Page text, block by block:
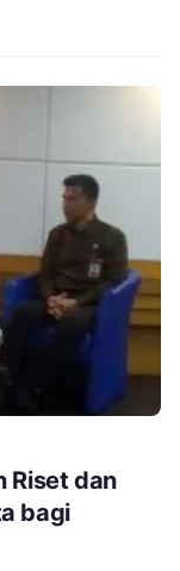
Riset dan
bagi